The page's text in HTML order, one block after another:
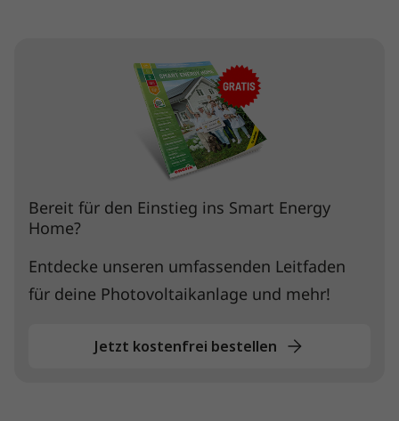
Bereit für den Einstieg ins Smart Energy
Home?
Entdecke unseren umfassenden Leitfaden
für deine Photovoltaikanlage und mehr!
Jetzt kostenfrei bestellen